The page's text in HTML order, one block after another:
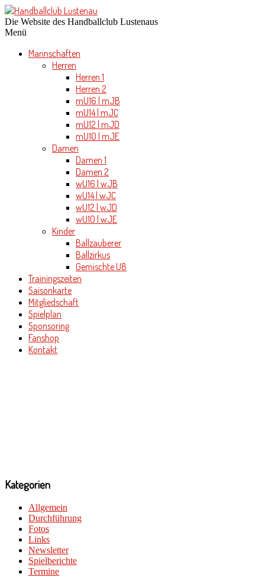
Die Website des Handballclub Lustenaus
Menü
Mannschaften
Herren
Herren 1
Herren 2
mU16 | mJB
mU14 | mJC
mU12 | mJD
mU10 | mJE
Damen
Damen 1
Damen 2
wU16 | wJB
wU14 | wJC
wU12 | wJD
wU10 | wJE
Kinder
Ballzauberer
Ballzirkus
Gemischte U8
Trainingszeiten
Saisonkarte
Mitgliedschaft
Spielplan
Sponsoring
Fanshop
Kontakt
Kategorien
Allgemein
Durchführung
Fotos
Links
Newsletter
Spielberichte
Termine